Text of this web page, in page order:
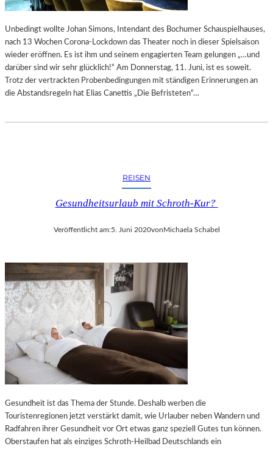
Unbedingt wollte Johan Simons, Intendant des Bochumer Schauspielhauses,
nach 13 Wochen Corona-Lockdown das Theater noch in dieser Spielsaison
wieder eröffnen. Es ist ihm und seinem engagierten Team gelungen „…und
darüber sind wir sehr glücklich!“ Am Donnerstag, 11. Juni, ist es soweit.
Trotz der vertrackten Probenbedingungen mit ständigen Erinnerungen an
die Abstandsregeln hat Elias Canettis „Die Befristeten“…
REISEN
Gesundheitsurlaub mit Schroth-Kur?
Veröffentlicht am:5. Juni 2020von Michaela Schabel
Gesundheit ist das Thema der Stunde. Deshalb werben die
Touristenregionen jetzt verstärkt damit, wie Urlauber neben Wandern und
Radfahren ihrer Gesundheit vor Ort etwas ganz speziell Gutes tun können.
Oberstaufen hat als einziges Schroth-Heilbad Deutschlands ein